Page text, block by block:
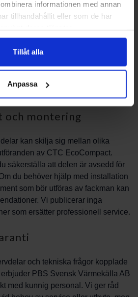
informationen med annan
tillhandahållit eller som de har
Tillåt alla
Anpassa
till CTC EcoCompact via oss
förfrågan. Vid beställning
anger artikelnummer eller exakt
frågor om leveransvillkor och
vår kundtjänst utförliga svar.
montering
kan skilja sig mellan olika
av CTC EcoCompact.
säkerställa att delen är avsedd för
du behöver hjälp med installation
som bör utföras av fackman kan
Vi publicerar inga
som ersätter professionell service.
och tekniska frågor kopplade
PBS Svensk Värmekälla AB
med kunnig personal. Vi ger råd